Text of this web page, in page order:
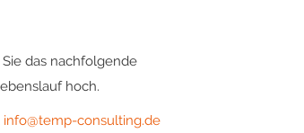
das nachfolgende
hoch.
info@temp-consulting.de